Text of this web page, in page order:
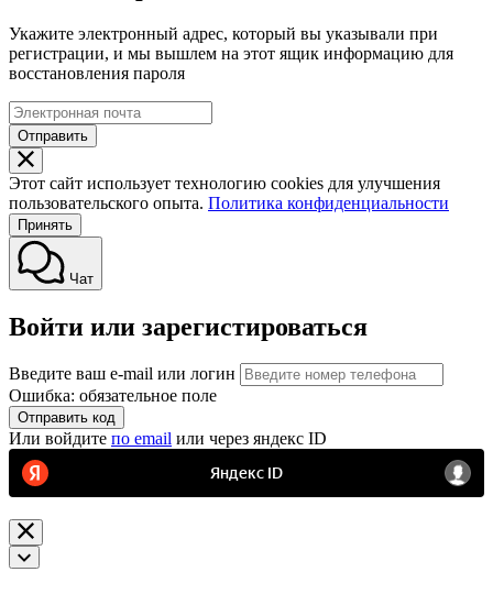
Укажите электронный адрес, который вы указывали при
регистрации, и мы вышлем на этот ящик информацию для
восстановления пароля
Отправить
Этот сайт использует технологию cookies для улучшения
пользовательского опыта. Политика конфиденциальности
Принять
Чат
Войти или зарегистироваться
Введите ваш e-mail или логин
Ошибка: обязательное поле
Отправить код
Или войдите по email или через яндекс ID